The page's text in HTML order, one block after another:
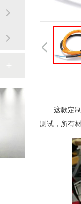
这款定
测试，所有